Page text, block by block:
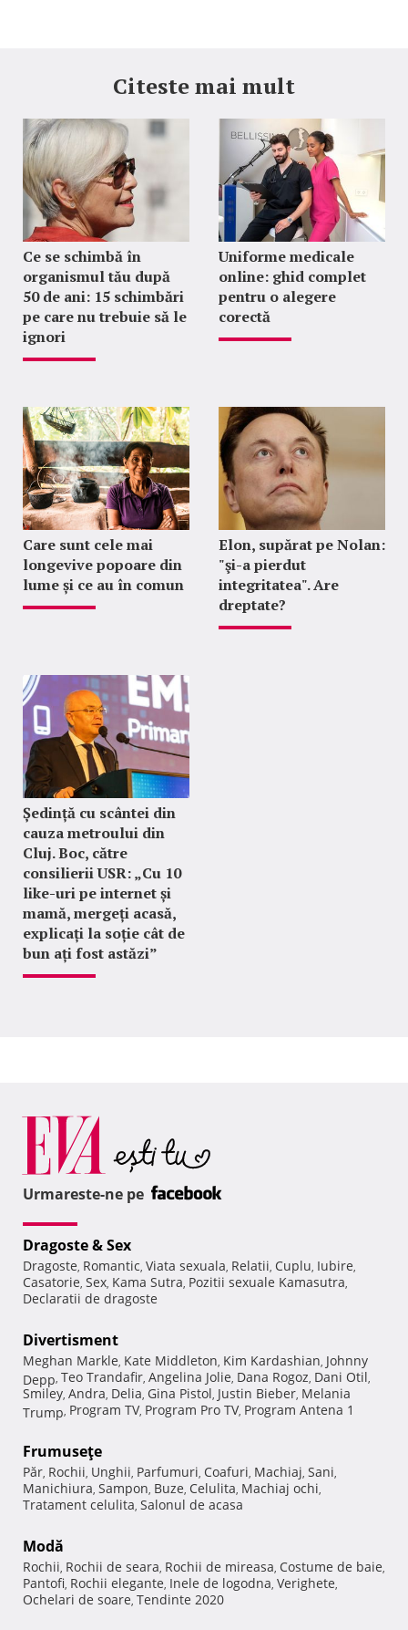
Citeste mai mult
Ce se schimbă în
organismul tău după
50 de ani: 15 schimbări
pe care nu trebuie să le
ignori
Uniforme medicale
online: ghid complet
pentru o alegere
corectă
Care sunt cele mai
longevive popoare din
lume și ce au în comun
Elon, supărat pe Nolan:
"şi-a pierdut
integritatea". Are
dreptate?
Ședință cu scântei din
cauza metroului din
Cluj. Boc, către
consilierii USR: „Cu 10
like-uri pe internet și
mamă, mergeți acasă,
explicați la soție cât de
bun ați fost astăzi”
Urmareste-ne pe
Dragoste & Sex
Dragoste, Romantic, Viata sexuala, Relatii, Cuplu, Iubire,
Casatorie, Sex, Kama Sutra, Pozitii sexuale Kamasutra,
Declaratii de dragoste
Divertisment
Meghan Markle, Kate Middleton, Kim Kardashian, Johnny
Depp, Teo Trandafir, Angelina Jolie, Dana Rogoz, Dani Otil,
Smiley, Andra, Delia, Gina Pistol, Justin Bieber, Melania
Trump, Program TV, Program Pro TV, Program Antena 1
Frumuseţe
Păr, Rochii, Unghii, Parfumuri, Coafuri, Machiaj, Sani,
Manichiura, Sampon, Buze, Celulita, Machiaj ochi,
Tratament celulita, Salonul de acasa
Modă
Rochii, Rochii de seara, Rochii de mireasa, Costume de baie,
Pantofi, Rochii elegante, Inele de logodna, Verighete,
Ochelari de soare, Tendinte 2020